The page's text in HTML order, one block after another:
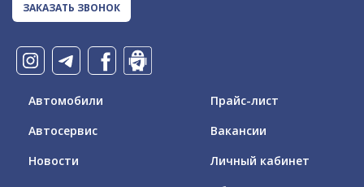
ЗАКАЗАТЬ ЗВОНОК
Автомобили
Автосервис
Новости
Прайс-лист
Вакансии
Личный кабинет